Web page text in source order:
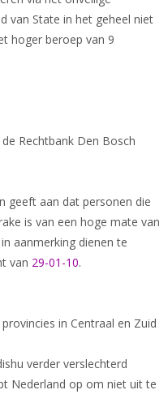
van State in het geheel niet
hoger beroep van 9
Rechtbank Den Bosch
geeft aan dat personen die
is van een hoge mate van
aanmerking dienen te
van 29-01-10.
in Centraal en Zuid
verder verslechterd
Nederland op om niet uit te